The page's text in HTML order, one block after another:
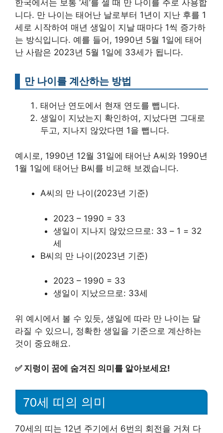
한국에서는 보통 ‘세’를 셀 때 만 나이를 주로 사용합
니다. 만 나이는 태어난 날로부터 1년이 지난 후를 1
세로 시작하여 매년 생일이 지날 때마다 1씩 증가하
는 방식입니다. 예를 들어, 1990년 5월 1일에 태어
난 사람은 2023년 5월 1일에 33세가 됩니다.
만 나이를 계산하는 방법
태어난 연도에서 현재 연도를 뺍니다.
생일이 지났는지 확인하여, 지났다면 그대로
두고, 지나지 않았다면 1을 뺍니다.
예시로, 1990년 12월 31일에 태어난 A씨와 1990년
1월 1일에 태어난 B씨를 비교해 보겠습니다.
A씨의 만 나이(2023년 기준)
2023 – 1990 = 33
생일이 지나지 않았으므로: 33 – 1 = 32
세
B씨의 만 나이(2023년 기준)
2023 – 1990 = 33
생일이 지났으므로: 33세
위 예시에서 볼 수 있듯, 생일에 따라 만 나이는 달
라질 수 있으니, 정확한 생일을 기준으로 계산하는
것이 중요해요.
✅ 지렁이 꿈에 숨겨진 의미를 알아보세요!
70세 띠의 의미
70세의 띠는 12년 주기에서 6번의 회전을 거쳐 다